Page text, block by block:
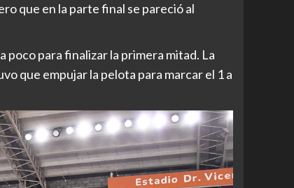
que en la parte final se pareció al
poco para finalizar la primera mitad. La
que empujar la pelota para marcar el 1 a